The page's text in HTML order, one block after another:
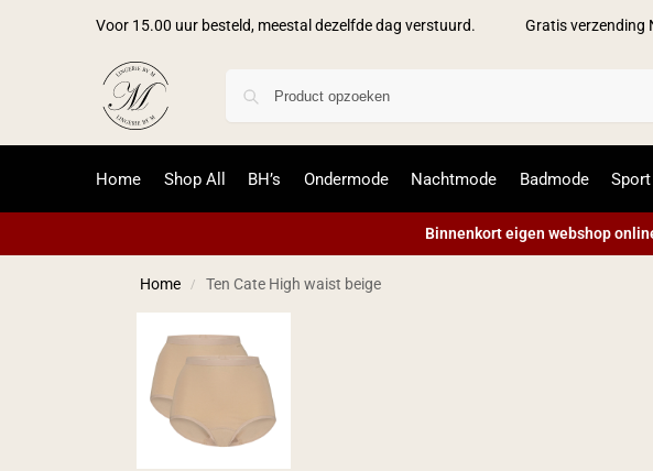
Voor 15.00 uur besteld, meestal dezelfde dag verstuurd. Gratis verzending
Home Shop All BH’s Ondermode Nachtmode Badmode Sport
Binnenkort eigen webshop
Home / Ten Cate High waist beige